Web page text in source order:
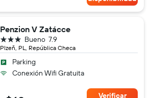
Penzion V Zatácce
Plzeň, PL, República Checa
7.9
Bueno
3 estrellas
Parking
Conexión Wifi Gratuita
Verificar